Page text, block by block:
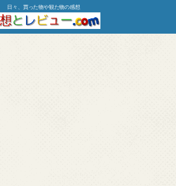
日々、買った物や観た物の感想